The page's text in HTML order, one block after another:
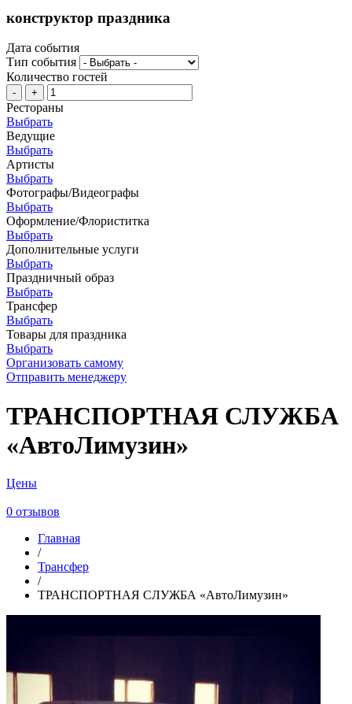
конструктор праздника
Дата события
Тип события
Количество гостей
- +
Рестораны
Выбрать
Ведущие
Выбрать
Артисты
Выбрать
Фотографы/Видеографы
Выбрать
Оформление/Флориститка
Выбрать
Дополнительные услуги
Выбрать
Праздничный образ
Выбрать
Трансфер
Выбрать
Товары для праздника
Выбрать
Организовать самому
Отправить менеджеру
ТРАНСПОРТНАЯ СЛУЖБА
«АвтоЛимузин»
Цены
0 отзывов
Главная
/
Трансфер
/
ТРАНСПОРТНАЯ СЛУЖБА «АвтоЛимузин»